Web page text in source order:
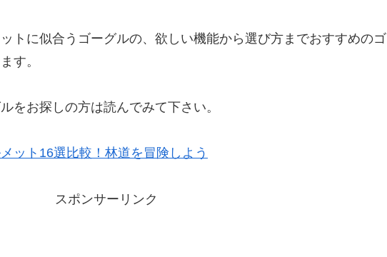
トに似合うゴーグルの、欲しい機能から選び方までおすすめのゴ
す。
をお探しの方は読んでみて下さい。
ット16選比較！林道を冒険しよう
スポンサーリンク